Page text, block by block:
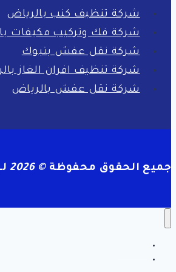
شركة تنظيف كنب بالرياض
شركة فك وتركيب مكيفات
شركة نقل عفش بتبوك
شركة تنظيف افران الغاز
شركة نقل عفش بالرياض
جميع الحقوق محفوظة© 2026